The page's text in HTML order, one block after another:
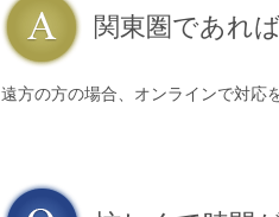
関東圏であれ
遠方の方の場合、オンラインで対応